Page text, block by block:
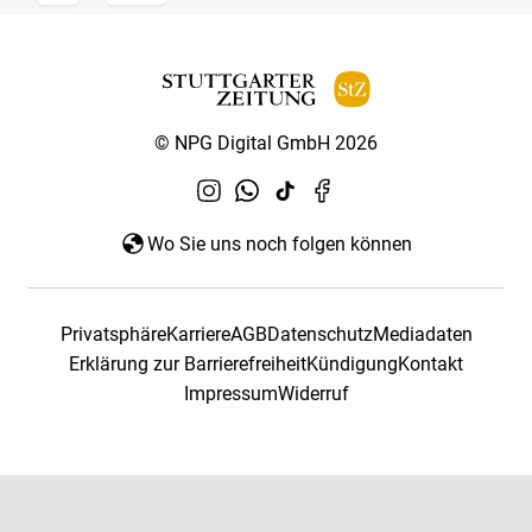
© NPG Digital GmbH 2026
Wo Sie uns noch folgen können
PrivatsphäreKarriereAGBDatenschutzMediadaten
Erklärung zur BarrierefreiheitKündigungKontakt
ImpressumWiderruf